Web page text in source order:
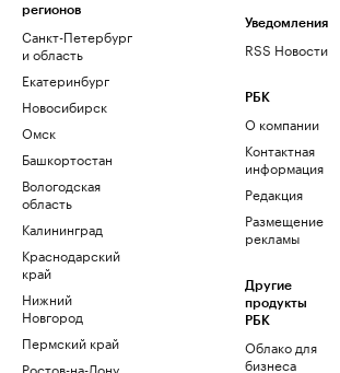
регионов
Санкт-Петербург
и область
Екатеринбург
Новосибирск
Омск
Башкортостан
Вологодская
область
Калининград
Краснодарский
край
Нижний
Новгород
Пермский край
Ростов-на-Дону
Уведомления
RSS Новости
РБК
О компании
Контактная
информация
Редакция
Размещение
рекламы
Другие
продукты
РБК
Облако для
бизнеса